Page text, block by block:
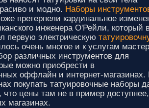
и модно. Наборы
претерпели кардинальное
инженера О'Рейли, который
первую электрическую
очень многое и к услугам
различных инструментов для
можно приобрести в
оффлайн и интернет-магазинах.
покупать татуировочные наборы
что цены там не в пример доступнее,
магазинах.